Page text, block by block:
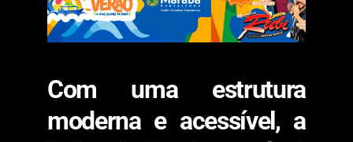
Com uma estrutura
moderna e acessível, a